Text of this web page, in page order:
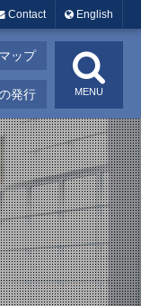
Contact English
ップ
発行 MENU